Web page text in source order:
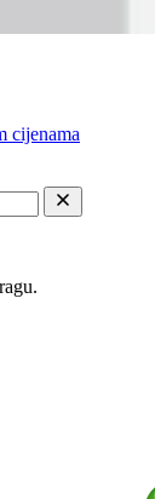
cijenama